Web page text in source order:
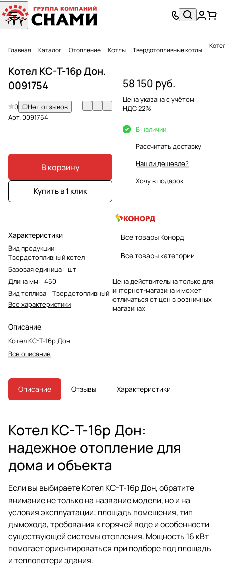
Главная Каталог Отопление Котлы Твердотопливные котлы
Котел КС-Т-16р Дон.
0091754
0
Нет отзывов
Арт.0091754
В корзину
Купить в 1 клик
Характеристики
Вид продукции:
Твердотопливный котел
Базовая единица: шт
Длина мм: 450
Вид топлива: Твердотопливный
Все характеристики
Описание
Котел КС-Т-16р Дон
Все описание
58 150 руб.
Цена указана с учётом
НДС 22%
В наличии
Рассчитать доставку
Нашли дешевле?
Хочу в подарок
Все товары Конорд
Все товары категории
Цена действительна только для
интернет-магазина и может
отличаться от цен в розничных
магазинах
Описание Отзывы Характеристики
Котел КС-Т-16р Дон:
надежное отопление для
дома и объекта
Если вы выбираете Котел КС-Т-16р Дон, обратите
внимание не только на название модели, но и на
условия эксплуатации: площадь помещения, тип
дымохода, требования к горячей воде и особенности
существующей системы отопления. Мощность 16 кВт
помогает ориентироваться при подборе под площадь
и теплопотери здания.